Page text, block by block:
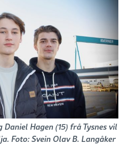
Hagen (15) frå Tysnes vil
Foto: Svein Olav B. Langåker